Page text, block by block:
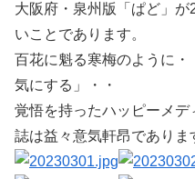
大阪府・泉州版「ぱど」
いことであります。
百花に魁る寒梅のように
気にする」・・
覚悟を持ったハッピーメ
誌は益々意気軒昂でありま